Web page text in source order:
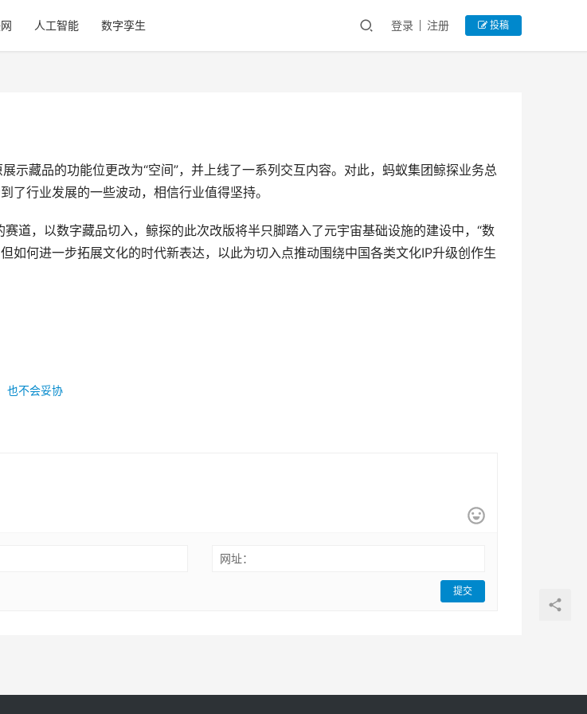
人工智能 数字孪生 登录 注册 投稿
示藏品的功能位更改为“空间”，并上线了一系列交互内容。对此，蚂蚁集团鲸探业务总
行业发展的一些波动，相信行业值得坚持。
道，以数字藏品切入，鲸探的此次改版将半只脚踏入了元宇宙基础设施的建设中，“数
如何进一步拓展文化的时代新表达，以此为切入点推动围绕中国各类文化IP升级创作生
也不会妥协
网址：
提交